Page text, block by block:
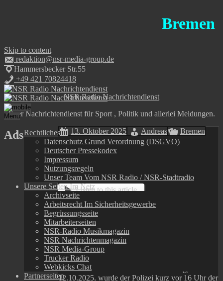
Bremen
Skip to content
redaktion@nsr-media-group.de
Hammersbecker Str.55
+49 421 70824418
Menu
Rechtliches
Datenschutz Grund Verordnung (DSGVO)
Deutscher Pressekodex
Impressum
Nutzungsregeln
Unser Team Vom NSR Radio / NSR-Stadtradio
Unsere Seiten Im Netz
Archivseite
Arbeitsrecht Im Sicherheitsgewerbe
Begrüssungsseite
Mitarbeiterseiten
NSR-Radio Musikmagazin
NSR Nachrichtenmagazin
NSR Media-Group
Trucker Radio
Webkicks Chat
Partnerseiten
NSR Radio Nachrichtendienst
Euer Nachrichtendienst für Sport , Politik und allerlei Meldungen.
13. Oktober 2025 Andreas Bremen
POL-CUX: Brand in einem
Mehrparteienhaus
Listen to this article
Cuxhaven(ots)
Brand in einem Mehrparteienhaus – Brandort
beschlagnahmt
Geestland / Bad Bederkesa. Am Sonntag,
12.10.2025, wurde der Polizei kurz vor 16 Uhr der
Ads